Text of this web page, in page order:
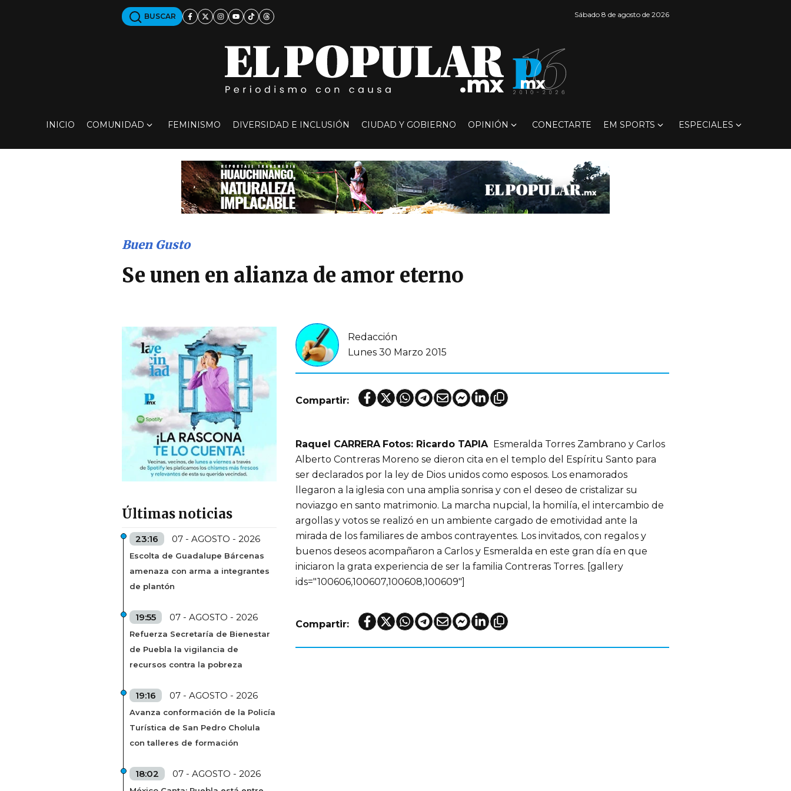
BUSCAR Sábado 8 de agosto de 2026
INICIO COMUNIDAD FEMINISMO DIVERSIDAD E INCLUSIÓN CIUDAD Y GOBIERNO OPINIÓN CONECTARTE EM SPORTS ESPECIALES
Buen Gusto
Se unen en alianza de amor eterno
Últimas noticias
23:16 07 - AGOSTO - 2026
Escolta de Guadalupe Bárcenas
amenaza con arma a integrantes
de plantón
19:55 07 - AGOSTO - 2026
Refuerza Secretaría de Bienestar
de Puebla la vigilancia de
recursos contra la pobreza
19:16 07 - AGOSTO - 2026
Avanza conformación de la Policía
Turística de San Pedro Cholula
con talleres de formación
18:02 07 - AGOSTO - 2026
Redacción
Lunes 30 Marzo 2015
Compartir:
Raquel CARRERA Fotos: Ricardo TAPIA Esmeralda Torres Zambrano y Carlos
Alberto Contreras Moreno se dieron cita en el templo del Espíritu Santo para
ser declarados por la ley de Dios unidos como esposos. Los enamorados
llegaron a la iglesia con una amplia sonrisa y con el deseo de cristalizar su
noviazgo en santo matrimonio. La marcha nupcial, la homilía, el intercambio de
argollas y votos se realizó en un ambiente cargado de emotividad ante la
mirada de los familiares de ambos contrayentes. Los invitados, con regalos y
buenos deseos acompañaron a Carlos y Esmeralda en este gran día en que
iniciaron la grata experiencia de ser la familia Contreras Torres. [gallery
ids="100606,100607,100608,100609"]
Compartir: